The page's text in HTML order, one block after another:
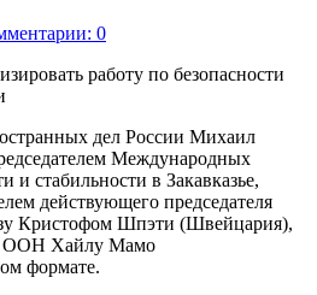
0
дел России Михаил
Международных
и стабильности в Закавказье,
действующего председателя
Кристофом Шпэти (Швейцария),
ООН Хайлу Мамо
формате.